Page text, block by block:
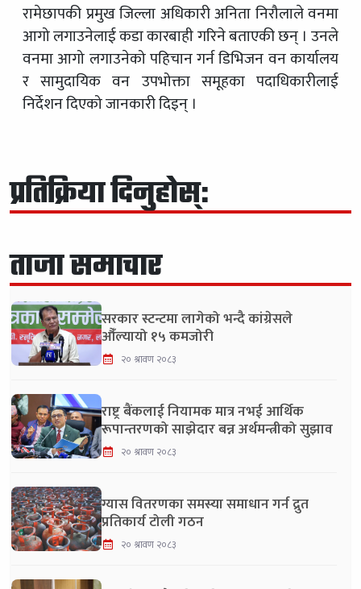
रामेछापकी प्रमुख जिल्ला अधिकारी अनिता निरौलाले वनमा
आगो लगाउनेलाई कडा कारबाही गरिने बताएकी छन् । उनले
वनमा आगो लगाउनेको पहिचान गर्न डिभिजन वन कार्यालय
र सामुदायिक वन उपभोक्ता समूहका पदाधिकारीलाई
निर्देशन दिएको जानकारी दिइन् ।
प्रतिक्रिया दिनुहोस्:
ताजा समाचार
सरकार स्टन्टमा लागेको भन्दै कांग्रेसले
औँल्यायो १५ कमजोरी
२० श्रावण २०८३
राष्ट्र बैंकलाई नियामक मात्र नभई आर्थिक
रूपान्तरणको साझेदार बन्न अर्थमन्त्रीको सुझाव
२० श्रावण २०८३
ग्यास वितरणका समस्या समाधान गर्न द्रुत
प्रतिकार्य टोली गठन
२० श्रावण २०८३